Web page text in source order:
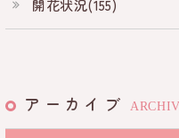
開花状況(155)
アーカイブ